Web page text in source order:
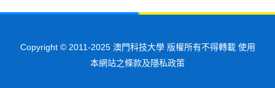
Copyright © 2011-2025 澳門科技大學 版權所有不得轉載 使用
本網站之條款及隱私政策